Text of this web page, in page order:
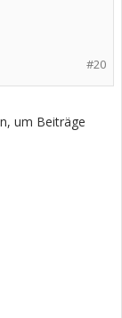
#20
um Beiträge